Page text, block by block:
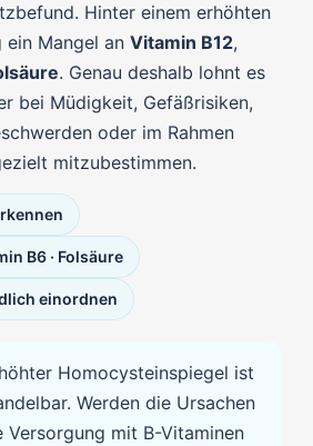
Hinter einem erhöhten
Mangel an Vitamin B12,
. Genau deshalb lohnt es
bei Müdigkeit, Gefäßrisiken,
oder im Rahmen
mitzubestimmen.
B6 · Folsäure
einordnen
Homocysteinspiegel ist
Werden die Ursachen
Versorgung mit B-Vitaminen